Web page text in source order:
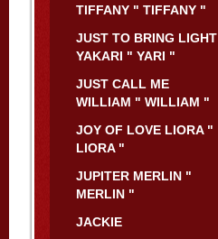
TIFFANY " TIFFANY "
JUST TO BRING LIGHT
YAKARI " YARI "
JUST CALL ME
WILLIAM " WILLIAM "
JOY OF LOVE LIORA "
LIORA "
JUPITER MERLIN "
MERLIN "
JACKIE